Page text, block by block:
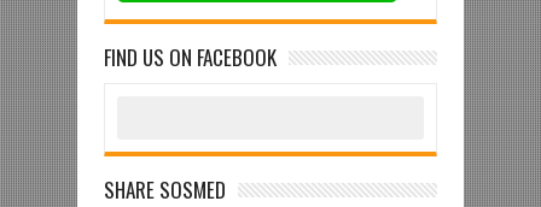
FIND US ON FACEBOOK
SHARE SOSMED